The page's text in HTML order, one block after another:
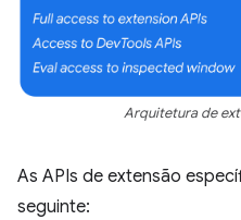
Arquitetura de
As APIs de extensão
seguinte: